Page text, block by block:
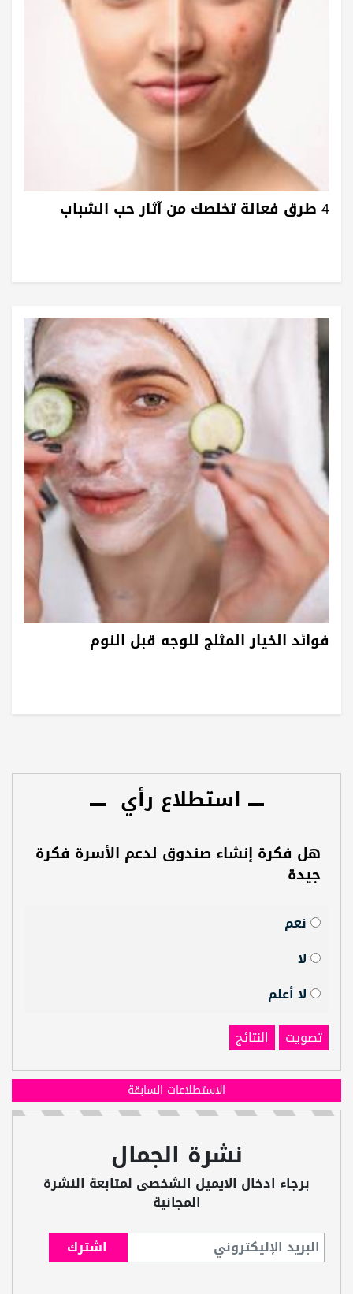
4 طرق فعالة تخلصك من آثار حب الشباب
فوائد الخيار المثلج للوجه قبل النوم
استطلاع رأي
هل فكرة إنشاء صندوق لدعم الأسرة فكرة
جيدة
نعم
لا
لا أعلم
تصويت
النتائج
الاستطلاعات السابقة
نشرة الجمال
برجاء ادخال الايميل الشخصى لمتابعة النشرة
المجانية